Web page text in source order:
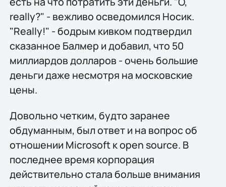
really?" - вежливо осведомился Носик.
"Really!" - бодрым кивком подтвердил
сказанное Балмер и добавил, что 50
миллиардов долларов - очень большие
деньги даже несмотря на московские
цены.
Довольно четким, будто заранее
обдуманным, был ответ и на вопрос об
отношении Microsoft к open source. В
последнее время корпорация
действительно стала больше внимания